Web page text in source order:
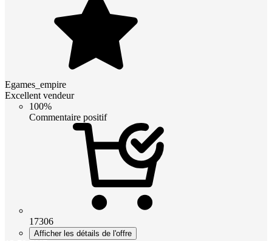
Egames_empire
Excellent vendeur
100%
Commentaire positif
17306
Afficher les détails de l'offre